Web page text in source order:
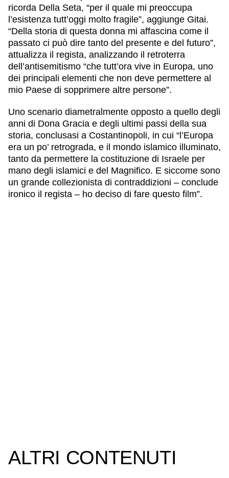
ricorda Della Seta, “per il quale mi preoccupa
l’esistenza tutt’oggi molto fragile”, aggiunge Gitai.
“Della storia di questa donna mi affascina come il
passato ci può dire tanto del presente e del futuro”,
attualizza il regista, analizzando il retroterra
dell’antisemitismo “che tutt’ora vive in Europa, uno
dei principali elementi che non deve permettere al
mio Paese di sopprimere altre persone”.
Uno scenario diametralmente opposto a quello degli
anni di Dona Gracia e degli ultimi passi della sua
storia, conclusasi a Costantinopoli, in cui “l’Europa
era un po’ retrograda, e il mondo islamico illuminato,
tanto da permettere la costituzione di Israele per
mano degli islamici e del Magnifico. E siccome sono
un grande collezionista di contraddizioni – conclude
ironico il regista – ho deciso di fare questo film”.
ALTRI CONTENUTI